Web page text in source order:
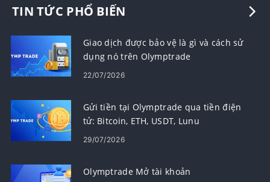
TIN TỨC PHỔ BIẾN
Giao dịch được bảo vệ là gì và cách sử
dụng nó trên Olymptrade
22/07/2026
Gửi tiền tại Olymptrade qua tiền điện
tử: Bitcoin, ETH, USDT, Lunu
29/07/2026
Olymptrade Mở tài khoản